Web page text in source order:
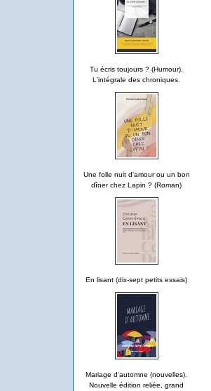
Tu écris toujours ? (Humour).
L'intégrale des chroniques.
Une folle nuit d'amour ou un bon
dîner chez Lapin ? (Roman)
En lisant (dix-sept petits essais)
Mariage d'automne (nouvelles).
Nouvelle édition reliée, grand